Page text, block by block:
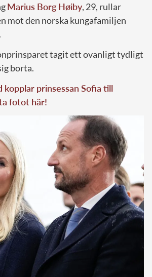
Marius Borg Høiby, 29, rullar
mot den norska kungafamiljen
tagit ett ovanligt tydligt
borta.
kopplar prinsessan Sofia till
fotot här!